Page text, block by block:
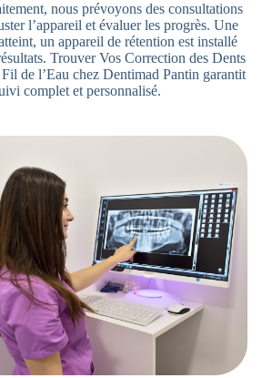
nous prévoyons des consultations
l’appareil et évaluer les progrès. Une
un appareil de rétention est installé
Trouver Vos Correction des Dents
de l’Eau chez Dentimad Pantin garantit
complet et personnalisé.